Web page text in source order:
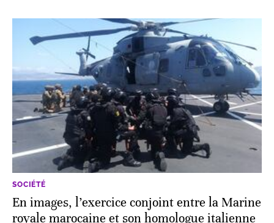
SOCIÉTÉ
En images, l’exercice conjoint entre la Marine
royale marocaine et son homologue italienne